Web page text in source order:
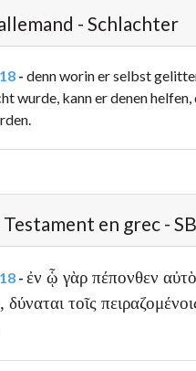
- Schlachter
- denn worin er selbst
wurde, kann er denen helfen,
en grec -
- ἐν ᾧ γὰρ πέπονθεν
δύναται τοῖς